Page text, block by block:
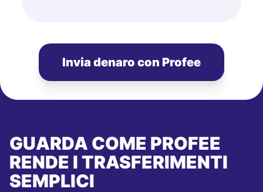
Invia denaro con Profee
GUARDA COME PROFEE
RENDE I TRASFERIMENTI
SEMPLICI